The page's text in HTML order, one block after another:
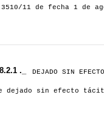
3510/11 de fecha 1 de
._ DEJADO SIN EFECTO
sin efecto